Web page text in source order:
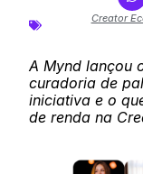
Creator
A Mynd lançou
curadoria de
iniciativa e o
de renda na